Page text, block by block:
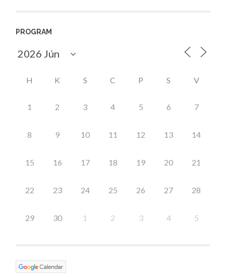
PROGRAM
H K S C P S V
1 2 3 4 5 6 7
8 9 10 11 12 13 14
15 16 17 18 19 20 21
22 23 24 25 26 27 28
29 30 1 2 3 4 5